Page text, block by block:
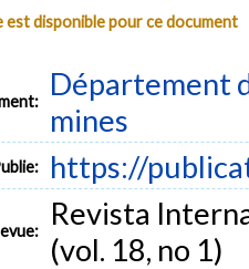
est disponible pour ce document
Département
mines
https://
Revista
(vol. 18, no 1)